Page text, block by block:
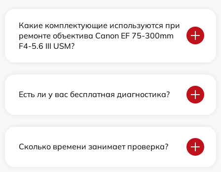
Какие комплектующие используются при
ремонте объектива Canon EF 75-300mm
F4-5.6 III USM?
Есть ли у вас бесплатная диагностика?
Сколько времени занимает проверка?